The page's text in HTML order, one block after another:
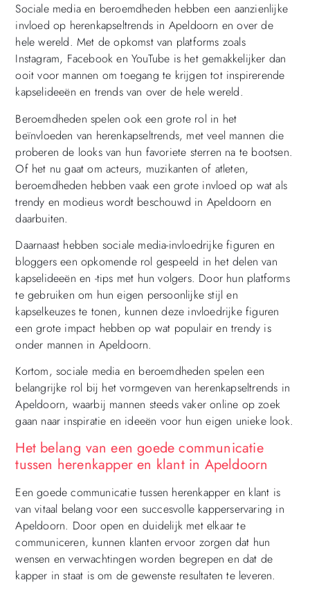
Sociale media en beroemdheden hebben een aanzienlijke
invloed op herenkapseltrends in Apeldoorn en over de
hele wereld. Met de opkomst van platforms zoals
Instagram, Facebook en YouTube is het gemakkelijker dan
ooit voor mannen om toegang te krijgen tot inspirerende
kapselideeën en trends van over de hele wereld.
Beroemdheden spelen ook een grote rol in het
beïnvloeden van herenkapseltrends, met veel mannen die
proberen de looks van hun favoriete sterren na te bootsen.
Of het nu gaat om acteurs, muzikanten of atleten,
beroemdheden hebben vaak een grote invloed op wat als
trendy en modieus wordt beschouwd in Apeldoorn en
daarbuiten.
Daarnaast hebben sociale media-invloedrijke figuren en
bloggers een opkomende rol gespeeld in het delen van
kapselideeën en -tips met hun volgers. Door hun platforms
te gebruiken om hun eigen persoonlijke stijl en
kapselkeuzes te tonen, kunnen deze invloedrijke figuren
een grote impact hebben op wat populair en trendy is
onder mannen in Apeldoorn.
Kortom, sociale media en beroemdheden spelen een
belangrijke rol bij het vormgeven van herenkapseltrends in
Apeldoorn, waarbij mannen steeds vaker online op zoek
gaan naar inspiratie en ideeën voor hun eigen unieke look.
Het belang van een goede communicatie
tussen herenkapper en klant in Apeldoorn
Een goede communicatie tussen herenkapper en klant is
van vitaal belang voor een succesvolle kapperservaring in
Apeldoorn. Door open en duidelijk met elkaar te
communiceren, kunnen klanten ervoor zorgen dat hun
wensen en verwachtingen worden begrepen en dat de
kapper in staat is om de gewenste resultaten te leveren.